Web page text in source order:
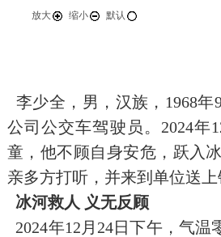
放大 缩小
默认
李少全，男，汉族，1968
公司公交车驾驶员。2024年
童，他不顾自身安危，跃入
亲多方打听，并来到单位送
冰河救人 义无反顾
2024年12月24日下午，气